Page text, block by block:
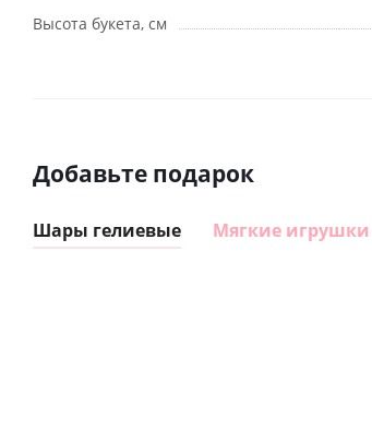
Высота букета, см
Добавьте подарок
Шары гелиевые Мягкие игрушки